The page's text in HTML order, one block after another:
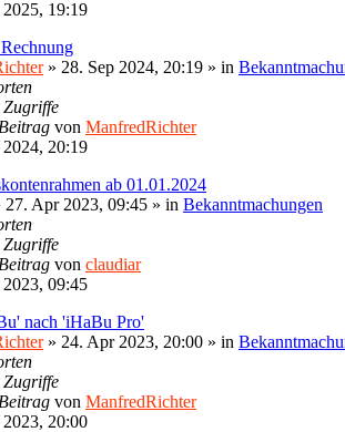
2025, 19:19
» 28. Sep 2024, 20:19 » in
Zugriffe
von ManfredRichter
2024, 20:19
ab 01.01.2024
27. Apr 2023, 09:45 » in Bekanntmachungen
Zugriffe
von claudiar
09:45
nach 'iHaBu Pro'
» 24. Apr 2023, 20:00 » in
Zugriffe
von ManfredRichter
20:00